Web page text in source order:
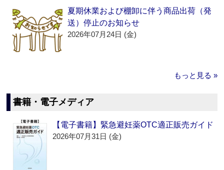
夏期休業および棚卸に伴う商品出荷（発
送）停止のお知らせ
2026年07月24日 (金)
もっと見る »
書籍・電子メディア
【電子書籍】緊急避妊薬OTC適正販売ガイド
2026年07月31日 (金)